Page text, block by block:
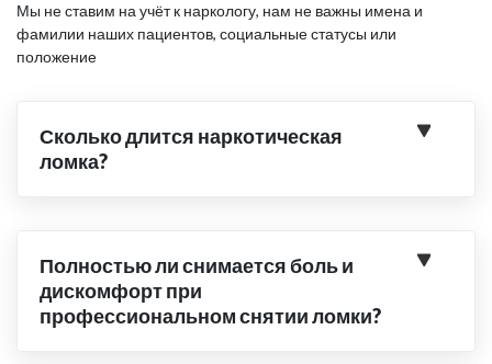
Мы не ставим на учёт к наркологу, нам не важны имена и
фамилии наших пациентов, социальные статусы или
положение
Сколько длится наркотическая
ломка?
Полностью ли снимается боль и
дискомфорт при
профессиональном снятии ломки?